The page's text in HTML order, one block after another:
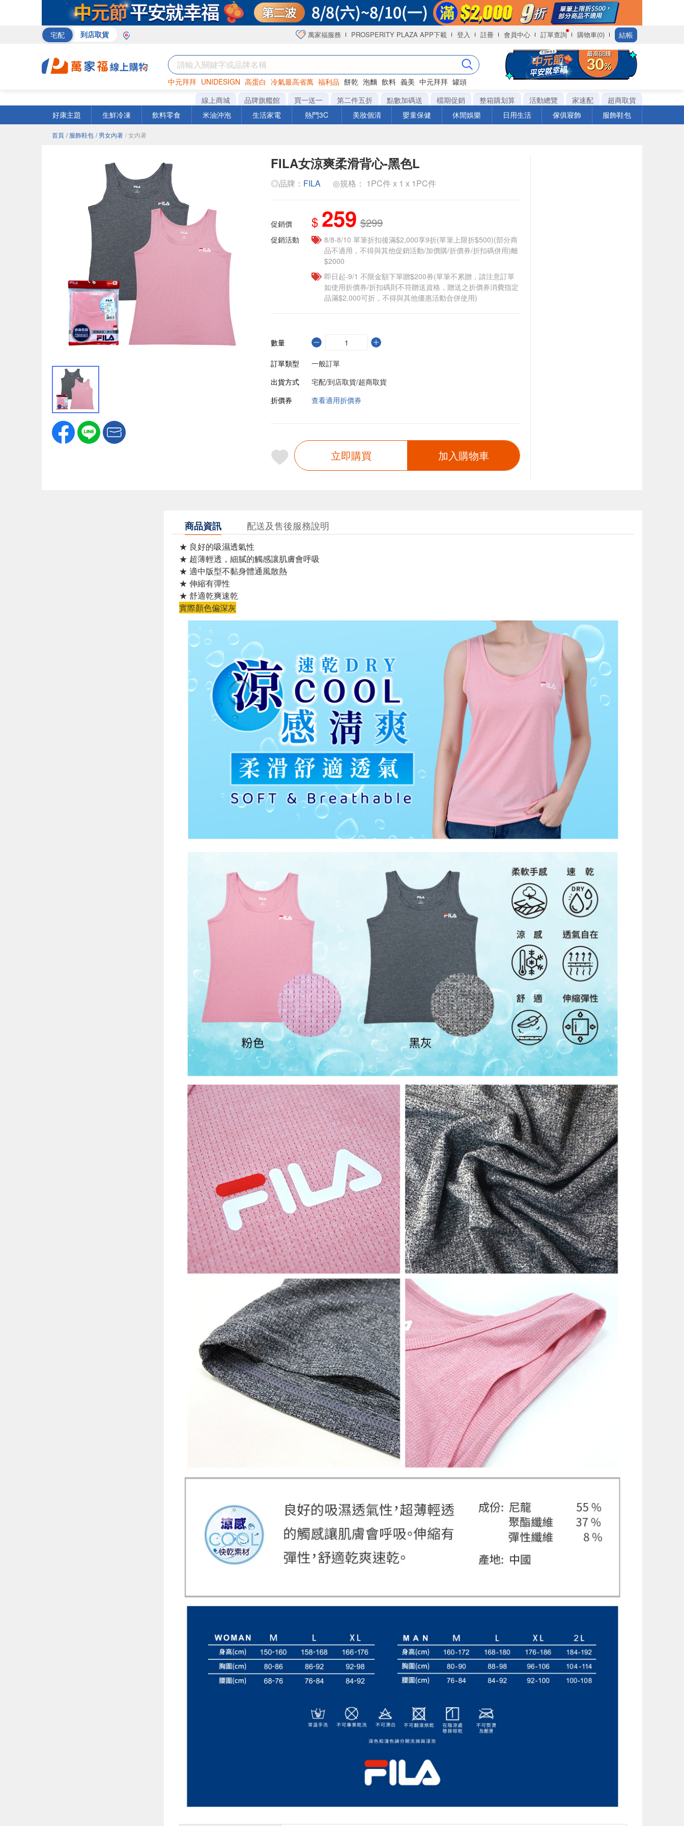
宅配 到店取貨 萬家福服務 PROSPERITY PLAZA APP下載 登入 註冊 會員中心 訂單查詢 購物車(0) 結帳
中元拜拜 UNIDESIGN 高蛋白 冷氣最高省萬 福利品 餅乾 泡麵 飲料 義美 中元拜拜 罐頭
巧克力 衛生紙 咖啡
線上商城 品牌旗艦館 買一送一 第二件五折 點數加碼送 檔期促銷 整箱購划算 活動總覽 家速配
超商取貨
好康主題
生鮮冷凍 飲料零食 米油沖泡 生活家電 熱門3C 美妝個清 嬰童保健 休閒娛樂 日用生活 傢俱寢飾 服飾鞋包
首頁 / 服飾鞋包 / 男女內著 / 女內著
FILA女涼爽柔滑背心-黑色L
◎品牌： FILA ◎規格： 1PC件 x 1 x 1PC件
促銷價 $ 259 $299
促銷活動
8/8-8/10 單筆折扣後滿$2,000享9折(單筆上限折$500)(部分商
品不適用，不得與其他促銷活動/加價購/折價券/折扣碼併用)離
$2000
即日起-9/1 不限金額下單贈$200券(單筆不累贈，請注意訂單
如使用折價券/折扣碼則不符贈送資格，贈送之折價券消費指定
品滿$2,000可折，不得與其他優惠活動合併使用)
數量
訂單類型
一般訂單
出貨方式
宅配/到店取貨/超商取貨
折價券
查看適用折價券
立即購買 加入購物車
商品資訊 配送及售後服務說明
★ 良好的吸濕透氣性
★ 超薄輕透，細膩的觸感讓肌膚會呼吸
★ 適中版型不黏身體通風散熱
★ 伸縮有彈性
★ 舒適乾爽速乾
實際顏色偏深灰